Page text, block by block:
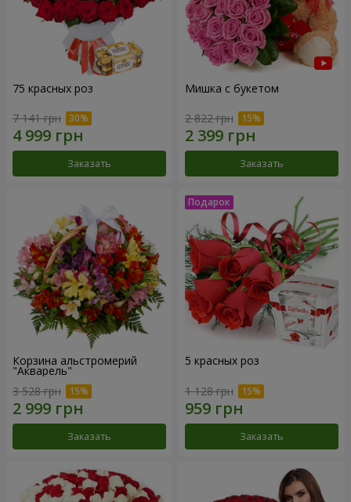
75 красных роз
7 141 грн
Заказать
Мишка с букетом
2 822 грн
Заказать
Корзина альстромерий
"Акварель"
3 528 грн
Заказать
5 красных роз
1 128 грн
Заказать